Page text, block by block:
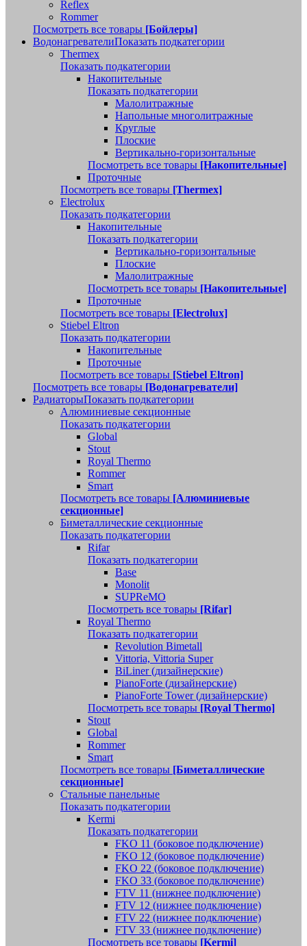
Reflex
Rommer
Посмотреть все товары [Бойлеры]
ВодонагревателиПоказать подкатегории
Thermex
Показать подкатегории
Накопительные
Показать подкатегории
Малолитражные
Напольные многолитражные
Круглые
Плоские
Вертикально-горизонтальные
Посмотреть все товары [Накопительные]
Проточные
Посмотреть все товары [Thermex]
Electrolux
Показать подкатегории
Накопительные
Показать подкатегории
Вертикально-горизонтальные
Плоские
Малолитражные
Посмотреть все товары [Накопительные]
Проточные
Посмотреть все товары [Electrolux]
Stiebel Eltron
Показать подкатегории
Накопительные
Проточные
Посмотреть все товары [Stiebel Eltron]
Посмотреть все товары [Водонагреватели]
РадиаторыПоказать подкатегории
Алюминиевые секционные
Показать подкатегории
Global
Stout
Royal Thermo
Rommer
Smart
Посмотреть все товары [Алюминиевые
секционные]
Биметаллические секционные
Показать подкатегории
Rifar
Показать подкатегории
Base
Monolit
SUPReMO
Посмотреть все товары [Rifar]
Royal Thermo
Показать подкатегории
Revolution Bimetall
Vittoria, Vittoria Super
BiLiner (дизайнерские)
PianoForte (дизайнерские)
PianoForte Tower (дизайнерские)
Посмотреть все товары [Royal Thermo]
Stout
Global
Rommer
Smart
Посмотреть все товары [Биметаллические
секционные]
Стальные панельные
Показать подкатегории
Kermi
Показать подкатегории
FKO 11 (боковое подключение)
FKO 12 (боковое подключение)
FKO 22 (боковое подключение)
FKO 33 (боковое подключение)
FTV 11 (нижнее подключение)
FTV 12 (нижнее подключение)
FTV 22 (нижнее подключение)
FTV 33 (нижнее подключение)
Посмотреть все товары [Kermi]